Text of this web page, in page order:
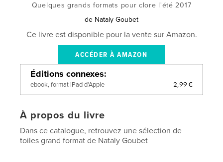
Quelques grands formats pour clore l'été 2017
de Nataly Goubet
Ce livre est disponible pour la vente sur Amazon.
ACCÉDER À AMAZON
Éditions connexes
ebook, format iPad d'Apple 2,99 €
À propos du livre
Dans ce catalogue, retrouvez une sélection de
toiles grand format de Nataly Goubet